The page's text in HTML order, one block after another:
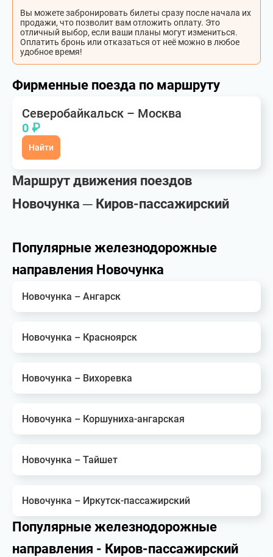
Вы можете забронировать билеты сразу после начала их
продажи, что позволит вам отложить оплату. Это
отличный выбор, если ваши планы могут измениться.
Оплатить бронь или отказаться от неё можно в любое
удобное время!
Фирменные поезда по маршруту
Северобайкальск – Москва
0 ₽
Найти
Маршрут движения поездов
Новочунка ─ Киров-пассажирский
Популярные железнодорожные
направления Новочунка
Новочунка – Ангарск
Новочунка – Красноярск
Новочунка – Вихоревка
Новочунка – Коршуниха-ангарская
Новочунка – Тайшет
Новочунка – Иркутск-пассажирский
Популярные железнодорожные
направления - Киров-пассажирский